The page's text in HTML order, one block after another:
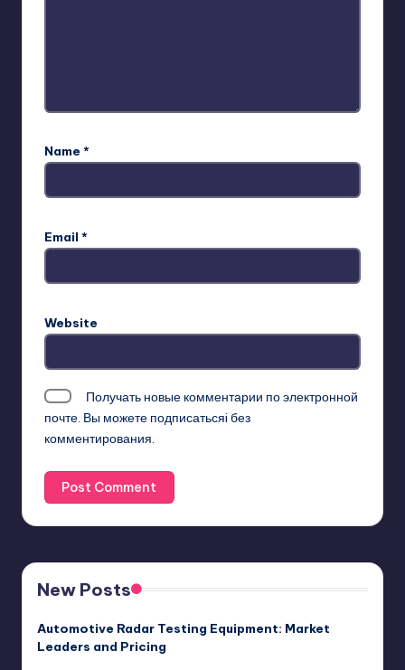
Name *
Email *
Website
Получать новые комментарии по электронной
почте. Вы можете подписатьсяi без
комментирования.
New Posts
Automotive Radar Testing Equipment: Market
Leaders and Pricing